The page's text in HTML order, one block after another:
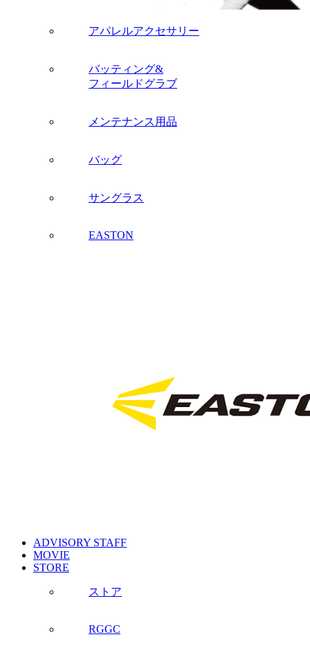
アパレルアクセサリー
バッティング&
フィールドグラブ
メンテナンス用品
バッグ
サングラス
EASTON
ADVISORY STAFF
MOVIE
STORE
ストア
RGGC